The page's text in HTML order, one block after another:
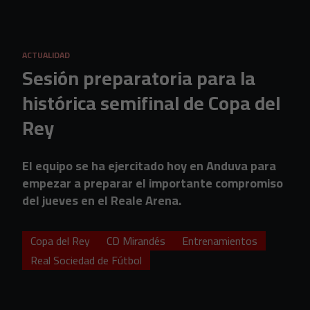
ACTUALIDAD
Sesión preparatoria para la
histórica semifinal de Copa del
Rey
El equipo se ha ejercitado hoy en Anduva para
empezar a preparar el importante compromiso
del jueves en el Reale Arena.
Copa del Rey CD Mirandés
Entrenamientos
Real Sociedad de Fútbol